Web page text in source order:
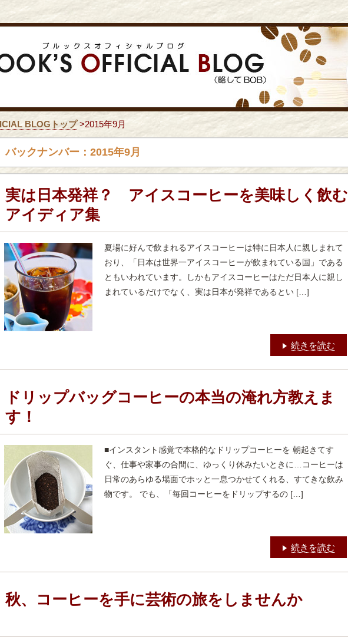
BLOGトップ>2015年9月
バックナンバー：2015年9月
実は日本発祥？ アイスコーヒーを美味しく飲む
アイディア集
夏場に好んで飲まれるアイスコーヒーは特に日本人に親しまれて
おり、「日本は世界一アイスコーヒーが飲まれている国」である
ともいわれています。しかもアイスコーヒーはただ日本人に親し
まれているだけでなく、実は日本が発祥であるとい […]
続きを読む
ドリップバッグコーヒーの本当の淹れ方教えま
す！
■インスタント感覚で本格的なドリップコーヒーを 朝起きてす
ぐ、仕事や家事の合間に、ゆっくり休みたいときに…コーヒーは
日常のあらゆる場面でホッと一息つかせてくれる、すてきな飲み
物です。 でも、「毎回コーヒーをドリップするの […]
続きを読む
秋、コーヒーを手に芸術の旅をしませんか